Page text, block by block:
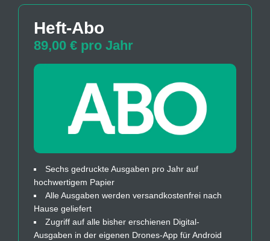
Heft-Abo
89,00 € pro Jahr
Sechs gedruckte Ausgaben pro Jahr auf
hochwertigem Papier
Alle Ausgaben werden versandkostenfrei nach
Hause geliefert
Zugriff auf alle bisher erschienen Digital-
Ausgaben in der eigenen Drones-App für Android